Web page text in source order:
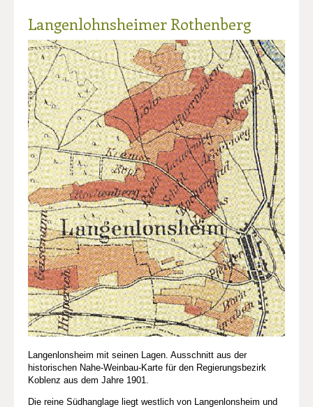
Langenlohnsheimer Rothenberg
Langenlonsheim mit seinen Lagen. Ausschnitt aus der
historischen Nahe-Weinbau-Karte für den Regierungsbezirk
Koblenz aus dem Jahre 1901.
Die reine Südhanglage liegt westlich von Langenlonsheim und